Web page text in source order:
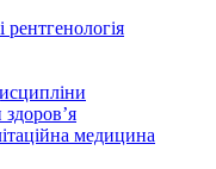
рентгенологія
медицина